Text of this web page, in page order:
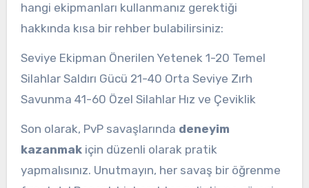
hangi ekipmanları kullanmanız gerektiği
hakkında kısa bir rehber bulabilirsiniz:
Seviye Ekipman Önerilen Yetenek 1-20 Temel
Silahlar Saldırı Gücü 21-40 Orta Seviye Zırh
Savunma 41-60 Özel Silahlar Hız ve Çeviklik
Son olarak, PvP savaşlarında deneyim
kazanmakiçin düzenli olarak pratik
yapmalısınız. Unutmayın, her savaş bir öğrenme